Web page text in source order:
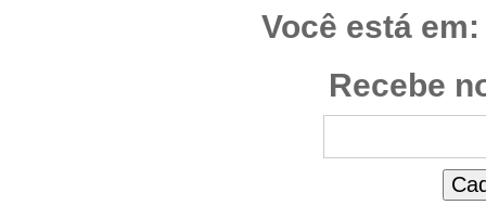
Você está em:
Recebe